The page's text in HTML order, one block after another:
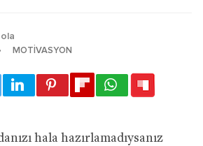
MOTIVASYON
hala hazırlamadıysanız